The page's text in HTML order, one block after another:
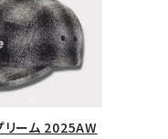
ーム 2025AW